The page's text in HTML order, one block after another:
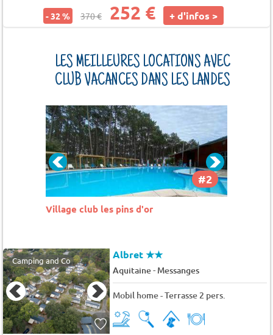
- 32 % 370 € 252 € + d'infos >
LES MEILLEURES LOCATIONS AVEC
CLUB VACANCES DANS LES LANDES
#3
Camping Homair Mayotte Vacances
Camping and Co Albret★★
Aquitaine- Messanges
Mobil home - Terrasse 2 pers.